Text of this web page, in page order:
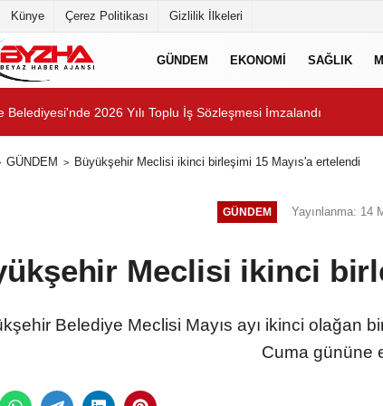
Künye Çerez Politikası Gizlilik İlkeleri
GÜNDEM EKONOMİ SAĞLIK
Belediyesi'nde 2026 Yılı Toplu İş Sözleşmesi İmzalandı
GÜNDEM Büyükşehir Meclisi ikinci birleşimi 15 Mayıs'a ertelendi
GÜNDEM Yayınlanma: 14
Meclisi ikinci
Belediye Meclisi Mayıs ayı ikinci olağan
Cuma gününe